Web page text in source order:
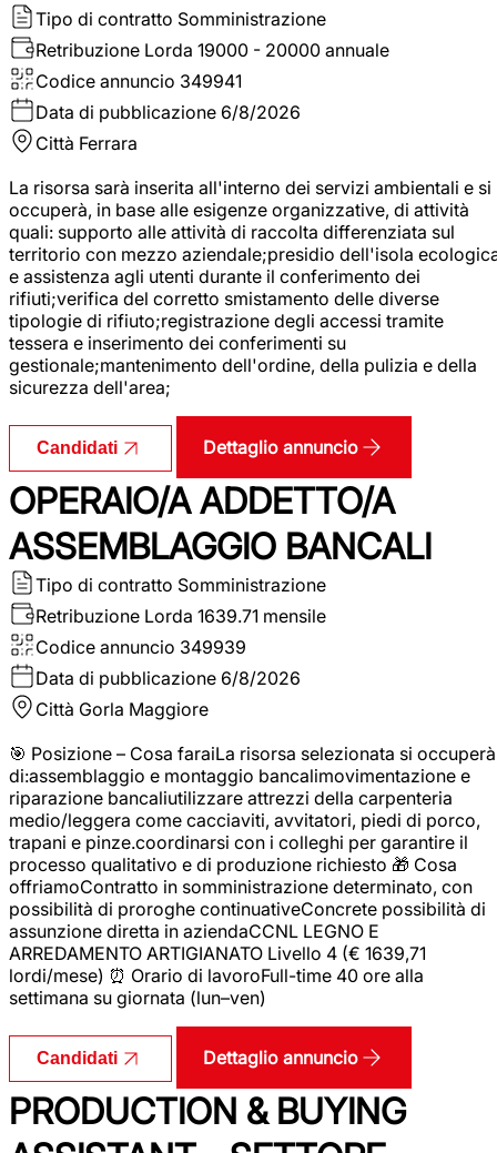
Tipo di contratto Somministrazione
Retribuzione Lorda 19000 - 20000 annuale
Codice annuncio 349941
Data di pubblicazione 6/8/2026
Città Ferrara
La risorsa sarà inserita all'interno dei servizi ambientali e si
occuperà, in base alle esigenze organizzative, di attività
quali: supporto alle attività di raccolta differenziata sul
territorio con mezzo aziendale;presidio dell'isola
e assistenza agli utenti durante il conferimento dei
rifiuti;verifica del corretto smistamento delle diverse
tipologie di rifiuto;registrazione degli accessi tramite
tessera e inserimento dei conferimenti su
gestionale;mantenimento dell'ordine, della pulizia e della
sicurezza dell'area;
Candidati Dettaglio annuncio
OPERAIO/A ADDETTO/A
ASSEMBLAGGIO BANCALI
Tipo di contratto Somministrazione
Retribuzione Lorda 1639.71 mensile
Codice annuncio 349939
Data di pubblicazione 6/8/2026
Città Gorla Maggiore
🎯 Posizione – Cosa faraiLa risorsa selezionata si occuperà
di:assemblaggio e montaggio bancalimovimentazione e
riparazione bancaliutilizzare attrezzi della carpenteria
medio/leggera come cacciaviti, avvitatori, piedi di porco,
trapani e pinze.coordinarsi con i colleghi per garantire il
processo qualitativo e di produzione richiesto 🎁 Cosa
offriamoContratto in somministrazione determinato, con
possibilità di proroghe continuativeConcrete possibilità di
assunzione diretta in aziendaCCNL LEGNO E
ARREDAMENTO ARTIGIANATO Livello 4 (€ 1639,71
lordi/mese) ⏰ Orario di lavoroFull-time 40 ore alla
settimana su giornata (lun–ven)
Candidati Dettaglio annuncio
PRODUCTION & BUYING